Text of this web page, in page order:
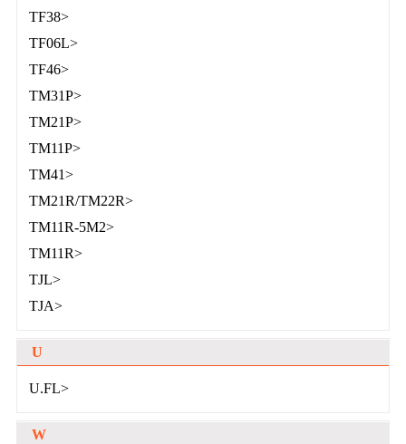
TF38>
TF06L>
TF46>
TM31P>
TM21P>
TM11P>
TM41>
TM21R/TM22R>
TM11R-5M2>
TM11R>
TJL>
TJA>
U
U.FL>
W